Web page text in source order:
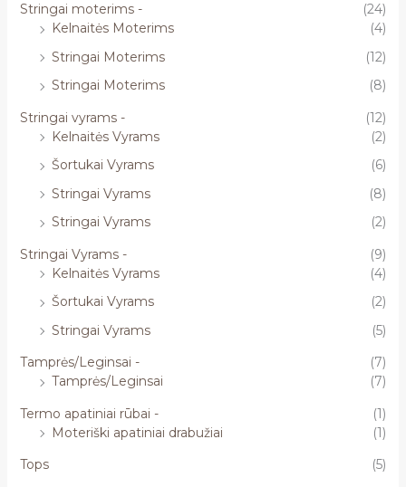
Stringai moterims -
(24)
Kelnaitės Moterims
(4)
Stringai Moterims
(12)
Stringai Moterims
(8)
Stringai vyrams -
(12)
Kelnaitės Vyrams
(2)
Šortukai Vyrams
(6)
Stringai Vyrams
(8)
Stringai Vyrams
(2)
Stringai Vyrams -
(9)
Kelnaitės Vyrams
(4)
Šortukai Vyrams
(2)
Stringai Vyrams
(5)
Tamprės/Leginsai -
(7)
Tamprės/Leginsai
(7)
Termo apatiniai rūbai -
(1)
Moteriški apatiniai drabužiai
(1)
Tops
(5)